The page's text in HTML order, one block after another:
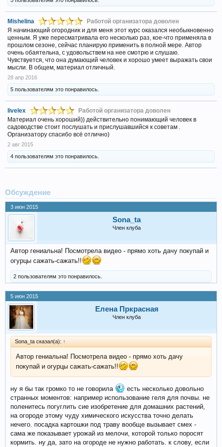
Mishelina
Работой организатора доволен
Я начинающий огородник и для меня этот курс оказался необыкновенно
ценным. Я уже пересматривала его несколько раз, кое-что применяла в
прошлом сезоне, сейчас планирую применить в полной мере. Автор
очень обаятельна, с удовольствем на нее смотрю и слушаю.
Чувствуется, что она думающий человек и хорошо умеет выражать свои
мысли. В общем, материал отличный.
28 апр 2016
5 пользователям это понравилось.
livelex
Работой организатора доволен
Материал очень хороший)) действительно понимающий человек в
садоводстве стоит послушать и прислушавшийся к советам .
Организатору спасибо всё отлично)
2 авг 2015
4 пользователям это понравилось.
Обсуждение
3 июн 2015
Sona_ta
Член клуба
Автор гениальна! Посмотрела видео - прямо хоть дачу покупай и
огурцы сажать-сажать!!
2 пользователям это понравилось.
5 июн 2015
Елена Пркрасная
Член клуба
Sona_ta сказал(а): ↑
Автор гениальна! Посмотрела видео - прямо хоть дачу
покупай и огурцы сажать-сажать!!
ну я бы так громко то не говорила
есть несколько довольно
странных моментов: например использование геля для почвы. не
поленитесь погуглить сие изобретение для домашних растений,
на огороде этому чуду химического искусства точно делать
нечего. посадка картошки под траву вообще вызывает смех -
сама же показывает урожай из мелочи, которой только поросят
кормить. ну да, зато на огороде не нужно работать. к слову, если